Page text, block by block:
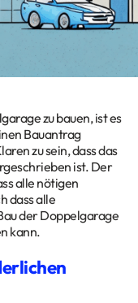
zu bauen, ist es
Bauantrag
zu sein, dass das
ist. Der
alle nötigen
dass alle
der Doppelgarage
kann.